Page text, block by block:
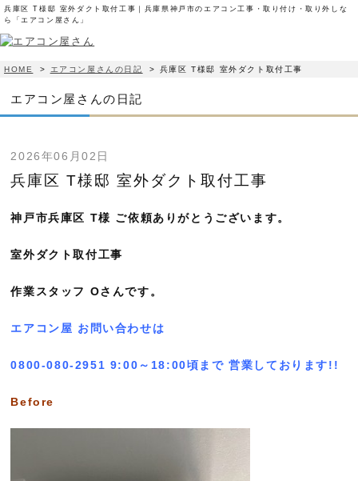
兵庫区 T様邸 室外ダクト取付工事｜兵庫県神戸市のエアコン工事・取り付け・取り外しな
ら「エアコン屋さん」
HOME > エアコン屋さんの日記 > 兵庫区 T様邸 室外ダクト取付工事
エアコン屋さんの日記
2026年06月02日
兵庫区 T様邸 室外ダクト取付工事
神戸市兵庫区 T様 ご依頼ありがとうございます。
室外ダクト取付工事
作業スタッフ Oさんです。
エアコン屋 お問い合わせは
0800-080-2951 9:00～18:00頃まで 営業しております!!
Before